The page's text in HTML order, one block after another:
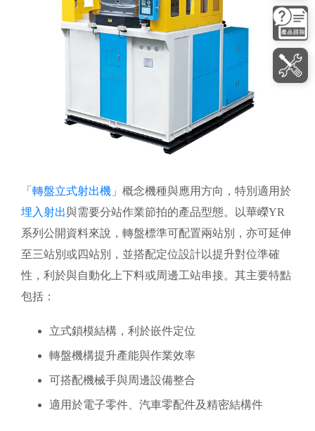
「 轉盤立式射出機 」概念機種與應用方向，特別適用於
埋入射出與需要分站作業節拍的產品型態。以華嶸YR
系列公開資料來說，轉盤標準可配置兩站別，亦可延伸
至三站別或四站別，並搭配定位設計以提升對位準確
性，利於與自動化上下料或周邊工站串接。其主要特點
包括：
立式鎖模結構，利於嵌件定位
轉盤機構提升產能與作業效率
可搭配機械手與周邊設備整合
適用於電子零件、汽車零配件及精密結構件